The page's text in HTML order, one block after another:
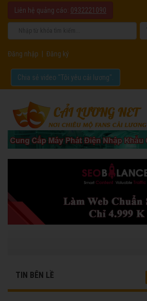
Liên hệ quảng cáo: 0932221090
Đăng nhập Đăng ký
Chia sẻ video "Tôi yêu cải lương".
TIN BÊN LỀ